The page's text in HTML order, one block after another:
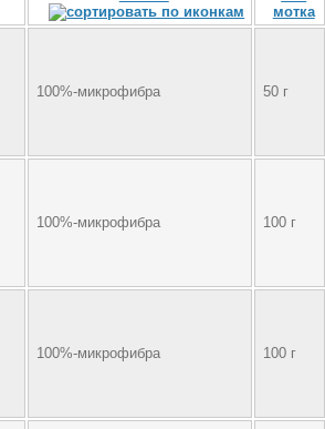
мотка
100%-микрофибра 50 г
100%-микрофибра 100 г
100%-микрофибра 100 г